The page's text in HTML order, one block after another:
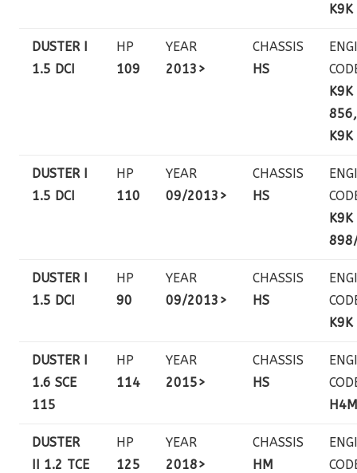
DUSTER I
1.5 DCI
HP
109
YEAR
2013>
CHASSIS
HS
K9K
856,
DUSTER I
1.5 DCI
HP
110
YEAR
09/2013>
CHASSIS
HS
K9K
DUSTER I
1.5 DCI
HP
90
YEAR
09/2013>
CHASSIS
HS
DUSTER I
1.6 SCE
115
HP
114
YEAR
2015>
CHASSIS
HS
H4M
DUSTER
II 1.2 TCE
HP
125
YEAR
2018>
CHASSIS
HM